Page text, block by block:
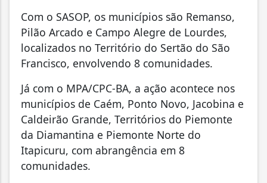
Com o SASOP, os municípios são Remanso,
Pilão Arcado e Campo Alegre de Lourdes,
localizados no Território do Sertão do São
Francisco, envolvendo 8 comunidades.
Já com o MPA/CPC-BA, a ação acontece nos
municípios de Caém, Ponto Novo, Jacobina e
Caldeirão Grande, Territórios do Piemonte
da Diamantina e Piemonte Norte do
Itapicuru, com abrangência em 8
comunidades.